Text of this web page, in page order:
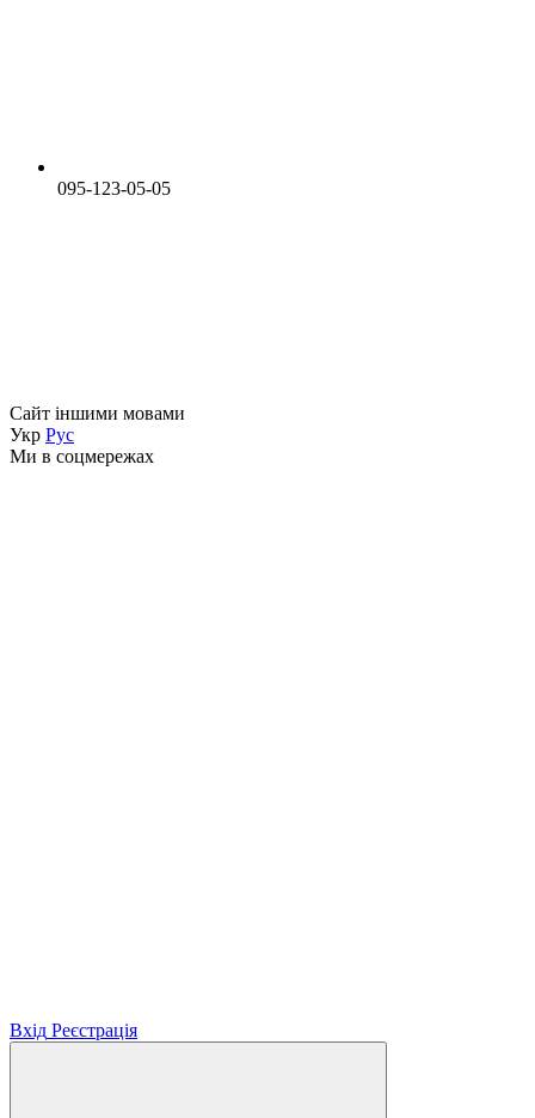
095-123-05-05
Сайт іншими мовами
Укр Рус
Ми в соцмережах
Вхід Реєстрація